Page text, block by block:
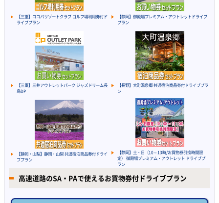
【三重】ココパリゾートクラブ ゴルフ場利用券付ド
ライブプラン
【静岡】御殿場プレミアム・アウトレットドライブ
プラン
【三重】三井アウトレットパーク ジャズドリーム長
島DP
【長野】大町温泉郷 共通宿泊商品券付ドライブプラ
ン
【静岡・山梨】静岡・山梨 共通宿泊商品券付ドライ
ブプラン
【静岡】土・日（10～13時/お買物券引換時間限
定） 御殿場プレミアム・アウトレット ドライブプ
ラン
高速道路のSA・PAで使えるお買物券付ドライブプラン